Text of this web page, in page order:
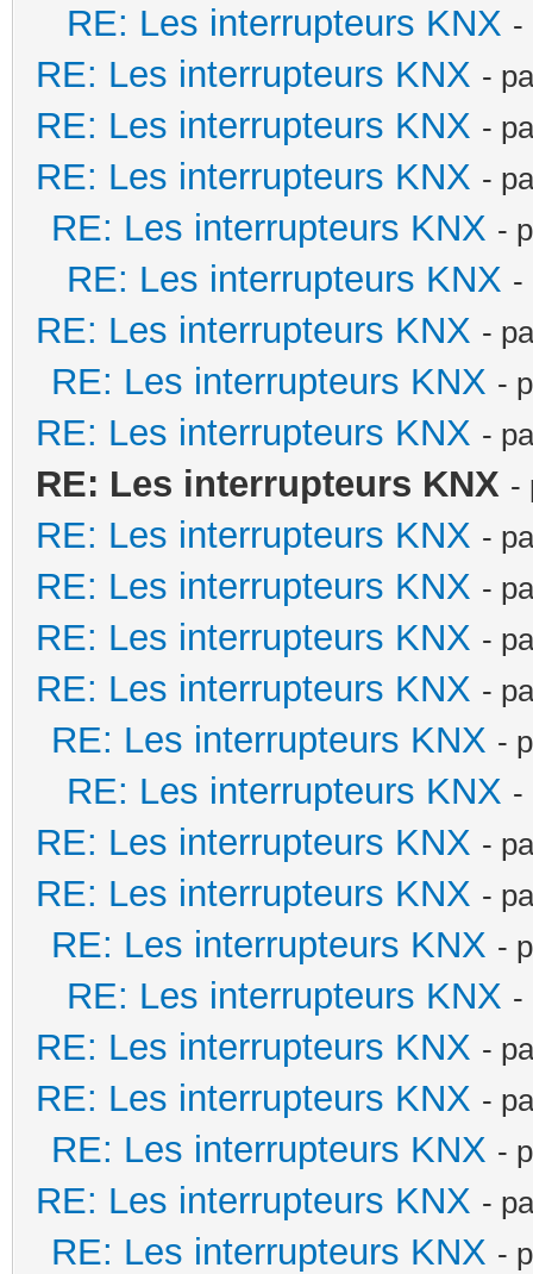
RE: Les interrupteurs KNX -
RE: Les interrupteurs KNX -
RE: Les interrupteurs KNX -
RE: Les interrupteurs KNX -
RE: Les interrupteurs KNX -
RE: Les interrupteurs KNX -
RE: Les interrupteurs KNX -
RE: Les interrupteurs KNX -
RE: Les interrupteurs KNX -
RE: Les interrupteurs KNX -
RE: Les interrupteurs KNX -
RE: Les interrupteurs KNX -
RE: Les interrupteurs KNX -
RE: Les interrupteurs KNX -
RE: Les interrupteurs KNX -
RE: Les interrupteurs KNX -
RE: Les interrupteurs KNX -
RE: Les interrupteurs KNX -
RE: Les interrupteurs KNX -
RE: Les interrupteurs KNX -
RE: Les interrupteurs KNX -
RE: Les interrupteurs KNX -
RE: Les interrupteurs KNX -
RE: Les interrupteurs KNX -
RE: Les interrupteurs KNX -